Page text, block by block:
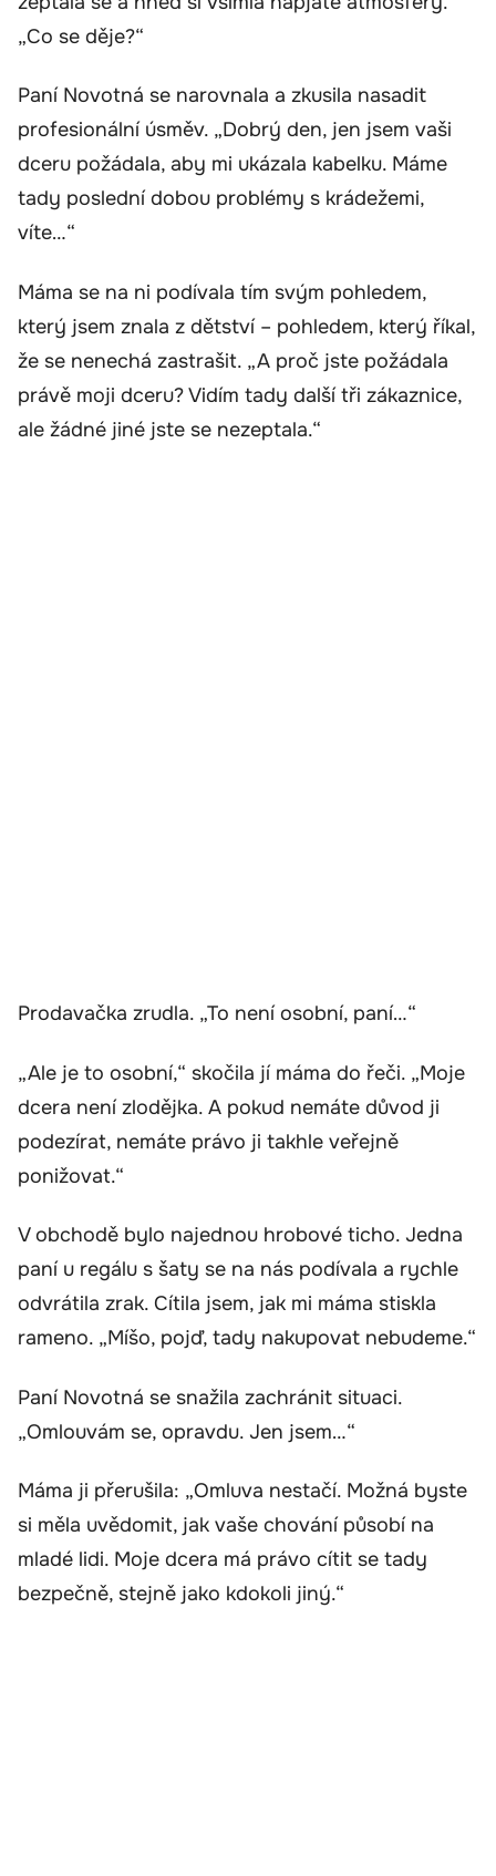
„Co se děje?“
Paní Novotná se narovnala a zkusila nasadit
profesionální úsměv. „Dobrý den, jen jsem vaši
dceru požádala, aby mi ukázala kabelku. Máme
tady poslední dobou problémy s krádežemi,
víte…“
Máma se na ni podívala tím svým pohledem,
který jsem znala z dětství – pohledem, který říkal,
že se nenechá zastrašit. „A proč jste požádala
právě moji dceru? Vidím tady další tři zákaznice,
ale žádné jiné jste se nezeptala.“
Prodavačka zrudla. „To není osobní, paní…“
„Ale je to osobní,“ skočila jí máma do řeči. „Moje
dcera není zlodějka. A pokud nemáte důvod ji
podezírat, nemáte právo ji takhle veřejně
ponižovat.“
V obchodě bylo najednou hrobové ticho. Jedna
paní u regálu s šaty se na nás podívala a rychle
odvrátila zrak. Cítila jsem, jak mi máma stiskla
rameno. „Míšo, pojď, tady nakupovat nebudeme.“
Paní Novotná se snažila zachránit situaci.
„Omlouvám se, opravdu. Jen jsem…“
Máma ji přerušila: „Omluva nestačí. Možná byste
si měla uvědomit, jak vaše chování působí na
mladé lidi. Moje dcera má právo cítit se tady
bezpečně, stejně jako kdokoli jiný.“